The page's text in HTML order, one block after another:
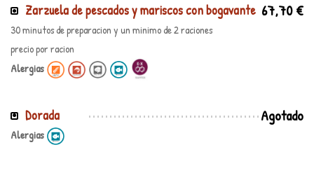
Zarzuela de pescados y mariscos con bogavante 67,70 €
30 minutos de preparacion y un minimo de 2 raciones
precio por racion
Alergias
Dorada Agotado
Alergias